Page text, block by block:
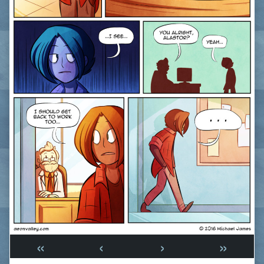
« ‹ › »